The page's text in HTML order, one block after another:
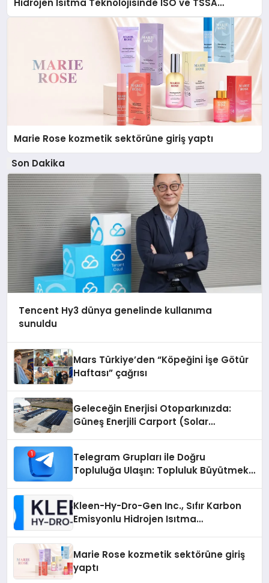
Hidrojen Isıtma Teknolojisinde ISO ve TSSA
Düzenleyici Onaylarını Aldı
Marie Rose kozmetik sektörüne giriş yaptı
Son Dakika
Tencent Hy3 dünya genelinde kullanıma
sunuldu
Mars Türkiye’den “Köpeğini İşe Götür
Haftası” çağrısı
Geleceğin Enerjisi Otoparkınızda:
Güneş Enerjili Carport (Solar
Telegram Grupları ile Doğru
Topluluğa Ulaşın: Topluluk Büyütmek
Kleen-Hy-Dro-Gen Inc., Sıfır Karbon
Emisyonlu Hidrojen Isıtma
Marie Rose kozmetik sektörüne giriş
yaptı